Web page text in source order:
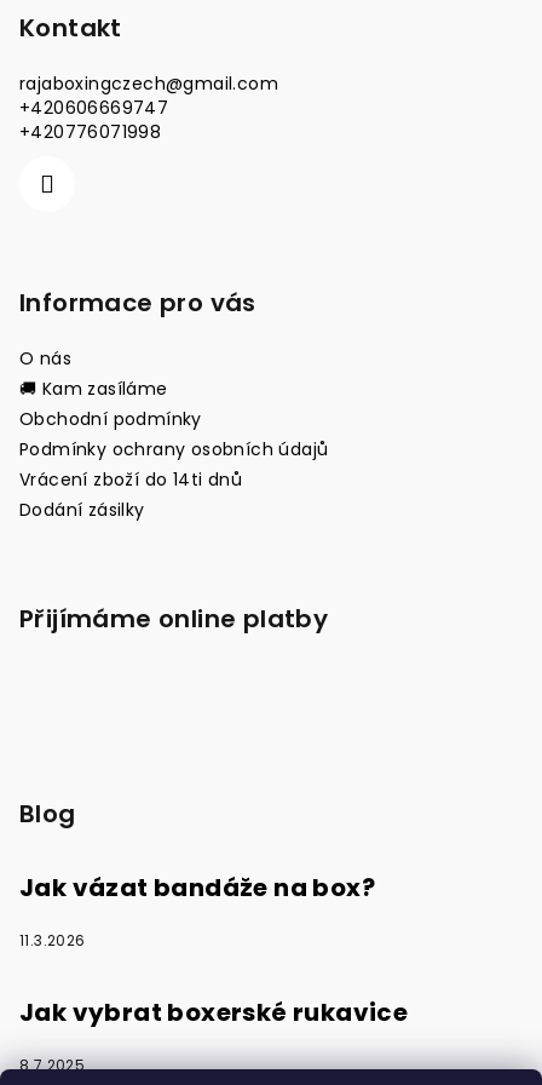
Kontakt
rajaboxingczech@gmail.com
+420606669747
+420776071998
Informace pro vás
O nás
🚚 Kam zasíláme
Obchodní podmínky
Podmínky ochrany osobních údajů
Vrácení zboží do 14ti dnů
Dodání zásilky
Přijímáme online platby
Blog
Jak vázat bandáže na box?
11.3.2026
Jak vybrat boxerské rukavice
8.7.2025